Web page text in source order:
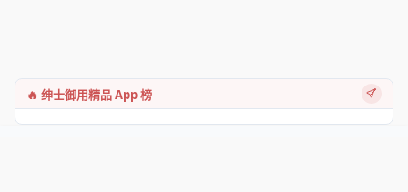
🔥 绅士御用精品 App 榜